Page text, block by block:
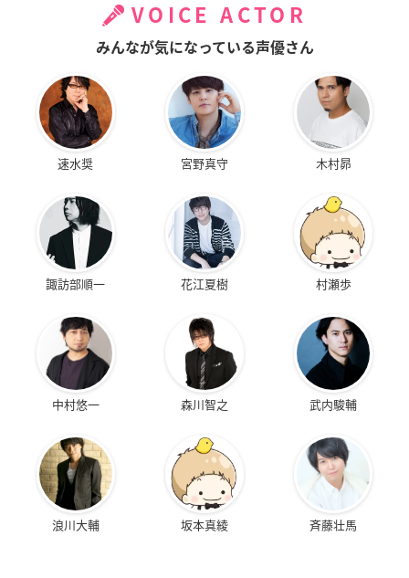
VOICE ACTOR
みんなが気になっている声優さん
速水奨 宮野真守 木村昴
諏訪部順一 花江夏樹 村瀬歩
中村悠一 森川智之 武内駿輔
浪川大輔 坂本真綾 斉藤壮馬